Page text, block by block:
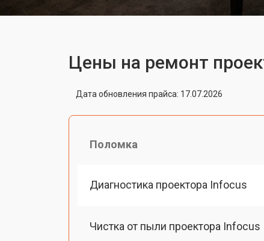
Цены на ремонт
Дата обновления прайса: 17.07.2026
Поломка
Диагностика проектора Infocus
Чистка от пыли проектора Infocus